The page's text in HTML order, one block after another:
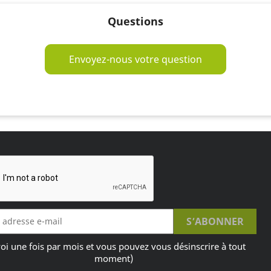
Questions
Envoyez-nous votre question
une fois par mois et vous pouvez vous désinscrire à tout
moment)